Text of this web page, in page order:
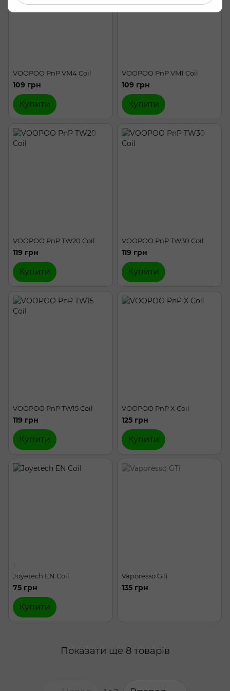
VOOPOO PnP VM4 Coil
109 грн
Купити
VOOPOO PnP VM1 Coil
109 грн
Купити
VOOPOO PnP TW20 Coil
119 грн
Купити
VOOPOO PnP TW30 Coil
119 грн
Купити
VOOPOO PnP TW15 Coil
119 грн
Купити
VOOPOO PnP X Coil
125 грн
Купити
1
Joyetech EN Coil
75 грн
Купити
Vaporesso GTi
135 грн
Показати ще 8 товарів